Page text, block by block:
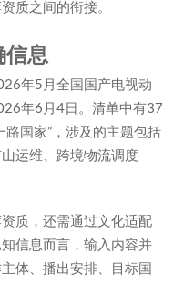
质之间的衔接。
信息
年5月全国国产电视动
年6月4日。清单中有37
国家”，涉及的主题包括
运维、跨境物流调度
质，还需通过文化适配
信息而言，输入内容并
体、播出安排、目标国